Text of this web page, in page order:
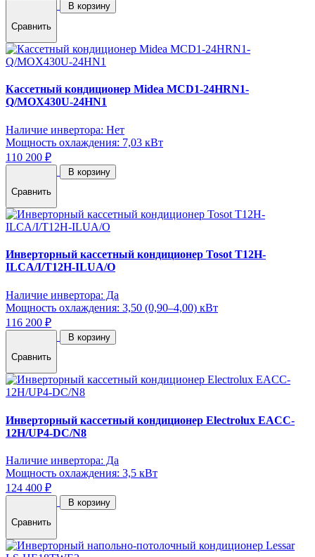
Сравнить
В корзину
Кассетный кондиционер Midea MCD1-24HRN1-
Q/MOX430U-24HN1
Наличие инвертора: Нет
Мощность охлаждения: 7,03 кВт
110 200 ₽
Сравнить
В корзину
Инверторный кассетный кондиционер Tosot T12H-
ILCA/I/T12H-ILUA/O
Наличие инвертора: Да
Мощность охлаждения: 3,50 (0,90–4,00) кВт
116 200 ₽
Сравнить
В корзину
Инверторный кассетный кондиционер Electrolux EACC-
12H/UP4-DC/N8
Наличие инвертора: Да
Мощность охлаждения: 3,5 кВт
124 400 ₽
Сравнить
В корзину